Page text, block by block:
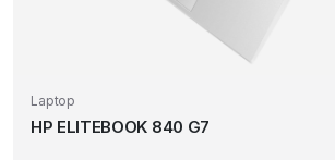
Laptop
HP ELITEBOOK 840 G7